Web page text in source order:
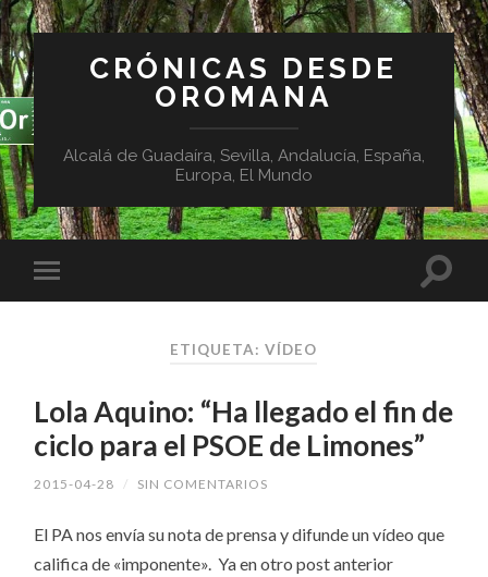
CRÓNICAS DESDE
OROMANA
Alcalá de Guadaíra, Sevilla, Andalucía, España,
Europa, El Mundo
ETIQUETA:VÍDEO
Lola Aquino: “Ha llegado el fin de
ciclo para el PSOE de Limones”
2015-04-28 / SIN COMENTARIOS
El PA nos envía su nota de prensa y difunde un vídeo que
califica de «imponente». Ya en otro post anterior